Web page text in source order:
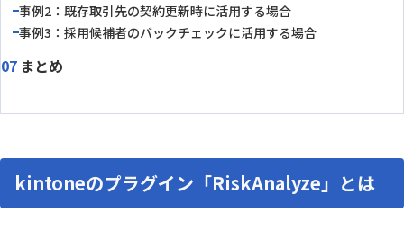
事例2：既存取引先の契約更新時に活用する場合
事例3：採用候補者のバックチェックに活用する場合
まとめ
kintoneのプラグイン「RiskAnalyze」とは